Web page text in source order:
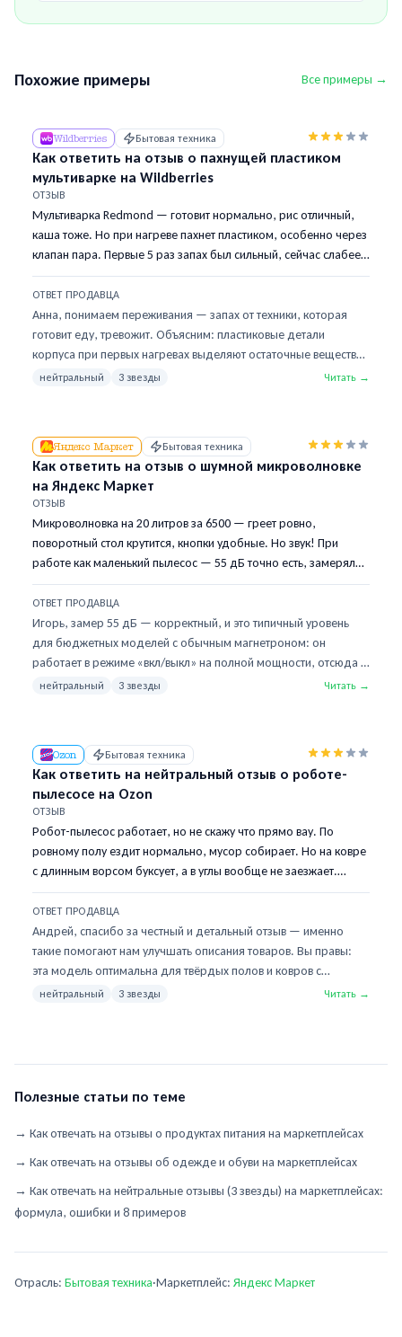
Похожие примеры Все примеры →
Wildberries Бытовая техника
Как ответить на отзыв о пахнущей пластиком
мультиварке на Wildberries
ОТЗЫВ
Мультиварка Redmond — готовит нормально, рис отличный,
каша тоже. Но при нагреве пахнет пластиком, особенно через
клапан пара. Первые 5 раз запах был сильный, сейчас слабее
но всё ещё есть. Муж говорит «это нормально», я переживаю
за здоровье.
ОТВЕТ ПРОДАВЦА
Анна, понимаем переживания — запах от техники, которая
готовит еду, тревожит. Объясним: пластиковые детали
корпуса при первых нагревах выделяют остаточные вещества
с производства. Это не опасно (материал пищевой,
нейтрализует остатки. Обычно после 7–10 использований
запах уходит полностью. Если после 15 раз запах останется —
напишите нам, это уже нештатная ситуация.
нейтральный 3 звезды Читать →
Яндекс Маркет Бытовая техника
Как ответить на отзыв о шумной микроволновке
на Яндекс Маркет
ОТЗЫВ
Микроволновка на 20 литров за 6500 — греет ровно,
поворотный стол крутится, кнопки удобные. Но звук! При
работе как маленький пылесос — 55 дБ точно есть, замерял
приложением. Жена утром не разогревает, чтобы детей не
разбудить. Если стоит на кухне в студии — это проблема. Греет
хорошо, шумит плохо. Тройка.
ОТВЕТ ПРОДАВЦА
Игорь, замер 55 дБ — корректный, и это типичный уровень
для бюджетных моделей с обычным магнетроном: он
работает в режиме «вкл/выкл» на полной мощности, отсюда и
гул. Производитель указывает «до 56 дБ» в характеристиках,
модели: магнетрон работает плавно, уровень шума 38–42 дБ.
У нас в линейке есть Panasonic NN-ST34HW за 9900 — на 3400
дороже, но разница как между холодильником и пылесосом.
Готов оформить обмен с доплатой через Яндекс Маркет,
нейтральный 3 звезды Читать →
Ozon Бытовая техника
Как ответить на нейтральный отзыв о роботе-
пылесосе на Ozon
ОТЗЫВ
Робот-пылесос работает, но не скажу что прямо вау. По
ровному полу ездит нормально, мусор собирает. Но на ковре
с длинным ворсом буксует, а в углы вообще не заезжает.
Шумит средне. Ожидал большего за эту цену, но и не скажу,
что плохой. Тройка.
ОТВЕТ ПРОДАВЦА
Андрей, спасибо за честный и детальный отзыв — именно
такие помогают нам улучшать описания товаров. Вы правы:
эта модель оптимальна для твёрдых полов и ковров с
коротким ворсом — мы добавим это уточнение в карточку,
местах. Если нужна консультация по настройкам или подбору
нейтральный 3 звезды Читать →
Полезные статьи по теме
→ Как отвечать на отзывы о продуктах питания на маркетплейсах
→ Как отвечать на отзывы об одежде и обуви на маркетплейсах
→ Как отвечать на нейтральные отзывы (3 звезды) на маркетплейсах:
формула, ошибки и 8 примеров
Отрасль: Бытовая техника·Маркетплейс: Яндекс Маркет